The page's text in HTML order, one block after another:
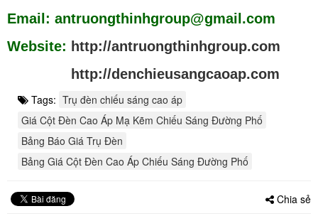
Email: antruongthinhgroup@gmail.com
Website: http://antruongthinhgroup.com
http://denchieusangcaoap.com
Tags: Trụ đèn chiếu sáng cao áp
Giá Cột Đèn Cao Áp Mạ Kẽm Chiếu Sáng Đường Phố
Bảng Báo Giá Trụ Đèn
Bảng Giá Cột Đèn Cao Áp Chiếu Sáng Đường Phố
Chia sẻ